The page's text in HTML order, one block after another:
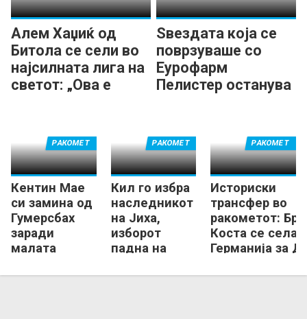
Алем Хаџиќ од
Битола се сели во
најсилната лига на
светот: „Ова е
Ѕвездата која се
поврзуваше со
Еурофарм
Пелистер останува
Кентин Мае
си замина од
Гумерсбах
заради
малата
натпреварите
РАКОМЕТ
Кил го избра
наследникот
на Јиха,
изборот
падна на
ас на
РАКОМЕТ
Историски
трансфер во
ракометот:
Коста се селат
Германија за
РАКОМЕТ